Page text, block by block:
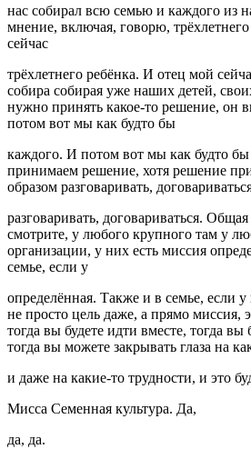
нас собирал всю семью и каждого из
мнение, включая, говорю,
сейчас
трёхлетнего ребёнка. И отец мой
собира собирая уже наших детей,
нужно принять какое-то решение, он
потом вот мы как будто бы
каждого. И потом вот мы как будто бы
принимаем решение, хотя решение
образом разговаривать,
разговаривать, договариваться.
смотрите, у любого крупного там у
организации, у них есть миссия
семье, если у
определённая. Также и в семье, если у
не просто цель даже, а прямо миссия,
тогда вы будете идти вместе, тогда вы
тогда вы можете закрывать глаза на
и даже на какие-то трудности, и это
Мисса Семенная культура. Да,
да, да.